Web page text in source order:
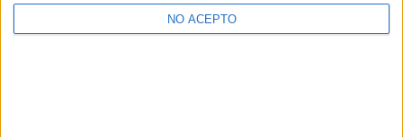
NO ACEPTO
Club social
Piscinas